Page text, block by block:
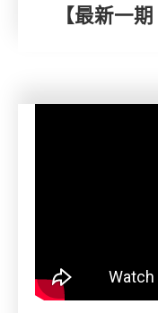
【最新一